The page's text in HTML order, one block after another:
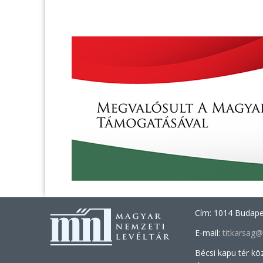
Cím: 1014
E-mail:
Bécsi kapu tér